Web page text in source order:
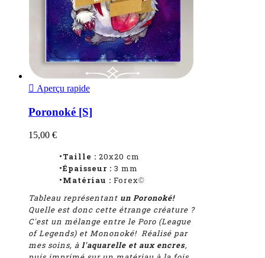
 Aperçu rapide
Poronoké [S]
15,00 €
•Taille : 20x20 cm
•Épaisseur : 3 mm
•Matériau : Forex©
Tableau représentant un Poronoké!
Quelle est donc cette étrange créature ?
C'est un mélange entre le Poro (League
of Legends) et Mononoké! Réalisé par
mes soins, à l'aquarelle et aux encres,